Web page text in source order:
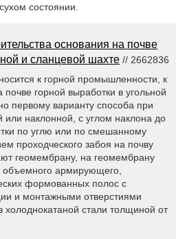
состоянии.
основания на почве
и сланцевой шахте // 2662836
к горной промышленности, к
почве горной выработки в угольной
первому варианту способа при
или наклонной, с углом наклона до
по углю или по смешанному
проходческого забоя на почву
геомембрану, на геомембрану
объемного армирующего,
формованных полос с
и монтажными отверстиями
стали толщиной от